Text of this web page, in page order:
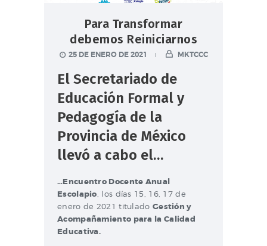
Para Transformar
debemos Reiniciarnos
25 DE ENERO DE 2021 MKTCCC
El Secretariado de
Educación Formal y
Pedagogía de la
Provincia de México
llevó a cabo el…
…Encuentro Docente Anual
Escolapio , los días 15, 16, 17 de
enero de 2021 titulado Gestión y
Acompañamiento para la Calidad
Educativa.